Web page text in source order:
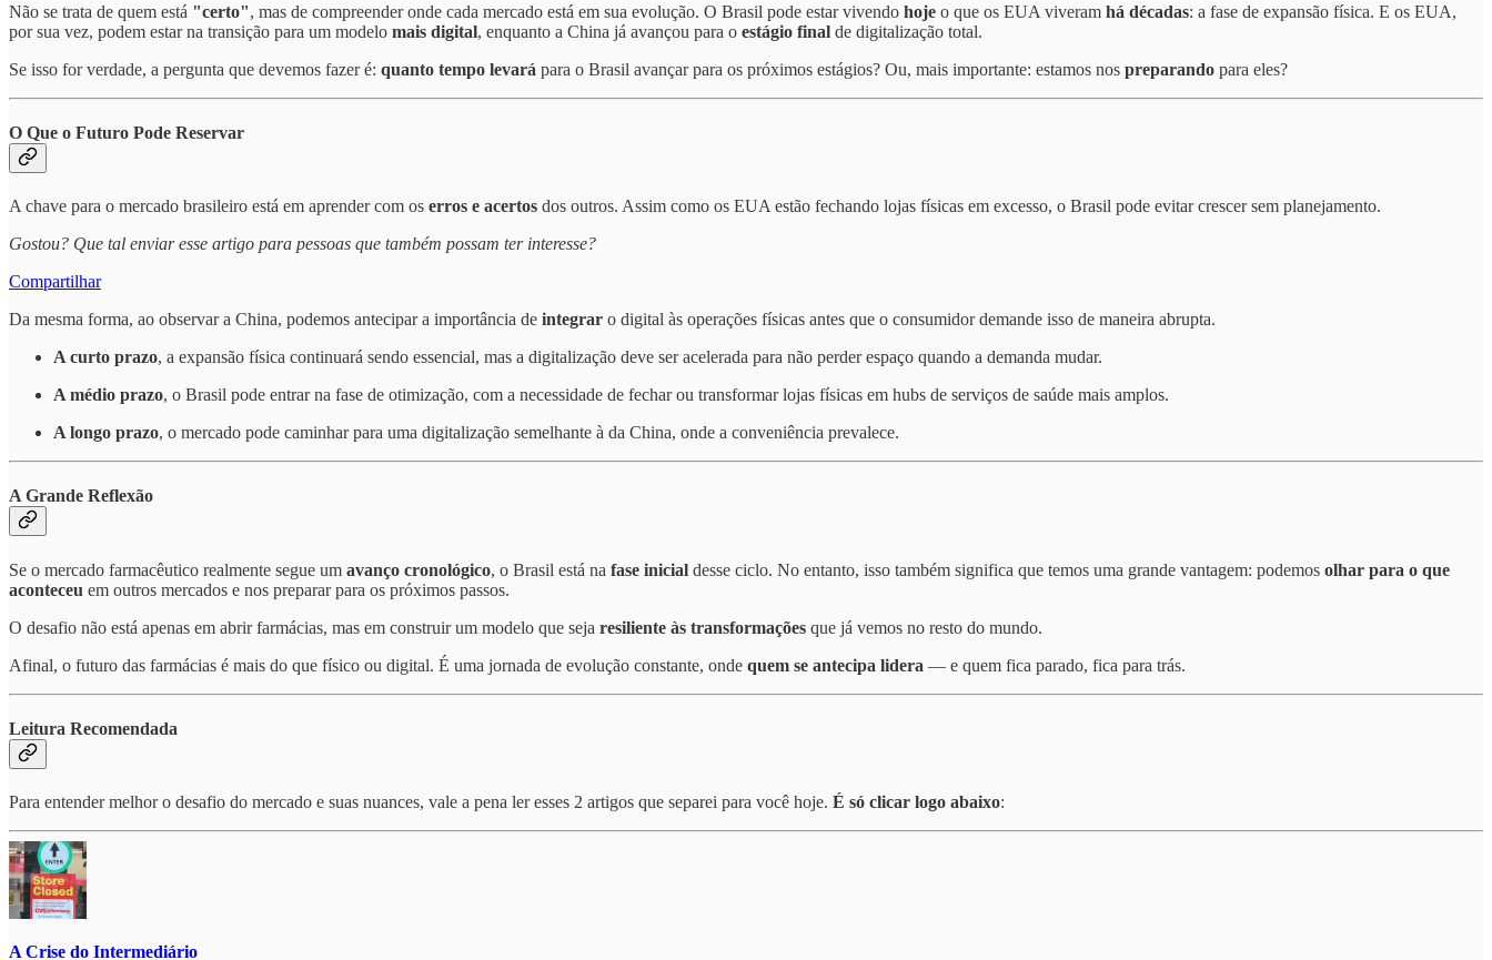
Não se trata de quem está "certo", mas de compreender onde cada mercado está em sua evolução. O Brasil pode estar vivendo hoje o que os EUA viveram há décadas: a fase de expansão física. E os EUA,
por sua vez, podem estar na transição para um modelo mais digital, enquanto a China já avançou para o estágio final de digitalização total.
Se isso for verdade, a pergunta que devemos fazer é: quanto tempo levará para o Brasil avançar para os próximos estágios? Ou, mais importante: estamos nos preparando para eles?
O Que o Futuro Pode Reservar
A chave para o mercado brasileiro está em aprender com os erros e acertos dos outros. Assim como os EUA estão fechando lojas físicas em excesso, o Brasil pode evitar crescer sem planejamento.
Gostou? Que tal enviar esse artigo para pessoas que também possam ter interesse?
Compartilhar
Da mesma forma, ao observar a China, podemos antecipar a importância de integrar o digital às operações físicas antes que o consumidor demande isso de maneira abrupta.
A curto prazo, a expansão física continuará sendo essencial, mas a digitalização deve ser acelerada para não perder espaço quando a demanda mudar.
A médio prazo, o Brasil pode entrar na fase de otimização, com a necessidade de fechar ou transformar lojas físicas em hubs de serviços de saúde mais amplos.
A longo prazo, o mercado pode caminhar para uma digitalização semelhante à da China, onde a conveniência prevalece.
A Grande Reflexão
Se o mercado farmacêutico realmente segue um avanço cronológico, o Brasil está na fase inicial desse ciclo. No entanto, isso também significa que temos uma grande vantagem: podemos olhar para o que
aconteceu em outros mercados e nos preparar para os próximos passos.
O desafio não está apenas em abrir farmácias, mas em construir um modelo que seja resiliente às transformações que já vemos no resto do mundo.
Afinal, o futuro das farmácias é mais do que físico ou digital. É uma jornada de evolução constante, onde quem se antecipa lidera — e quem fica parado, fica para trás.
Leitura Recomendada
Para entender melhor o desafio do mercado e suas nuances, vale a pena ler esses 2 artigos que separei para você hoje. É só clicar logo abaixo:
A Crise do Intermediário